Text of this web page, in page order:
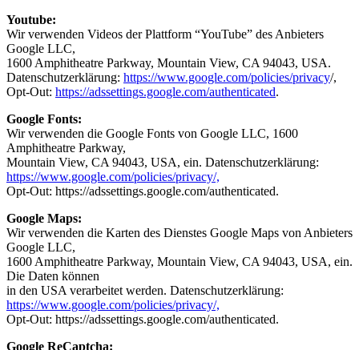
Youtube:
Wir verwenden Videos der Plattform “YouTube” des Anbieters
Google LLC,
1600 Amphitheatre Parkway, Mountain View, CA 94043, USA.
Datenschutzerklärung: https://www.google.com/policies/privacy/,
Opt-Out: https://adssettings.google.com/authenticated.
Google Fonts:
Wir verwenden die Google Fonts von Google LLC, 1600
Amphitheatre Parkway,
Mountain View, CA 94043, USA, ein. Datenschutzerklärung:
https://www.google.com/policies/privacy/,
Opt-Out: https://adssettings.google.com/authenticated.
Google Maps:
Wir verwenden die Karten des Dienstes Google Maps von Anbieters
Google LLC,
1600 Amphitheatre Parkway, Mountain View, CA 94043, USA, ein.
Die Daten können
in den USA verarbeitet werden. Datenschutzerklärung:
https://www.google.com/policies/privacy/,
Opt-Out: https://adssettings.google.com/authenticated.
Google ReCaptcha: